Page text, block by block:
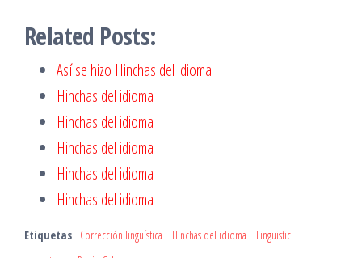
Related Posts:
Así se hizo Hinchas del idioma
Hinchas del idioma
Hinchas del idioma
Hinchas del idioma
Hinchas del idioma
Hinchas del idioma
Etiquetas Corrección lingüística Hinchas del idioma
Linguistic